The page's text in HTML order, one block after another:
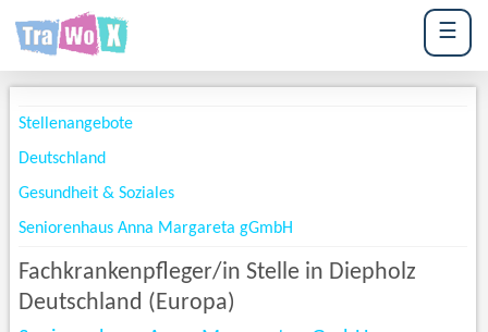
☰
Stellenangebote
Deutschland
Gesundheit & Soziales
Seniorenhaus Anna Margareta gGmbH
Fachkrankenpfleger/in Stelle in Diepholz
Deutschland (Europa)